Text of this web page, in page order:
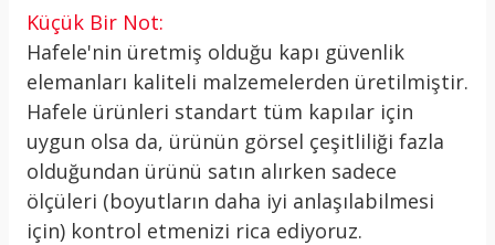
Küçük Bir Not:
Hafele'nin üretmiş olduğu kapı güvenlik
elemanları kaliteli malzemelerden üretilmiştir.
Hafele ürünleri standart tüm kapılar için
uygun olsa da, ürünün görsel çeşitliliği fazla
olduğundan ürünü satın alırken sadece
ölçüleri (boyutların daha iyi anlaşılabilmesi
için) kontrol etmenizi rica ediyoruz.